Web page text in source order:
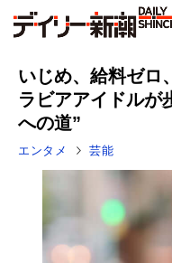
いじめ、給料ゼ
ラビアアイドルが
への道”
エンタメ 芸能